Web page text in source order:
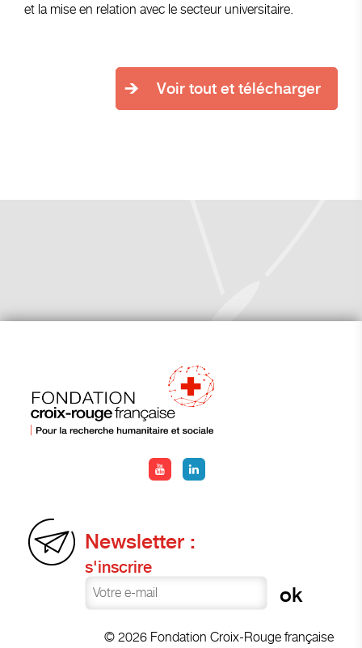
et la mise en relation avec le secteur universitaire.
Voir tout et télécharger
Newsletter :
s'inscrire
© 2026 Fondation Croix-Rouge française